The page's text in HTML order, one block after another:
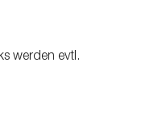
werden evtl.